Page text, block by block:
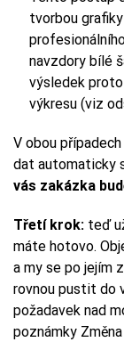
tvorbou
navzdory bílé
výsledek
výkresu (viz
V obou
dat automaticky
vás zakázka
Třetí krok: teď
máte hotovo.
a my se po jejím
rovnou pustit do
požadavek nad
poznámky